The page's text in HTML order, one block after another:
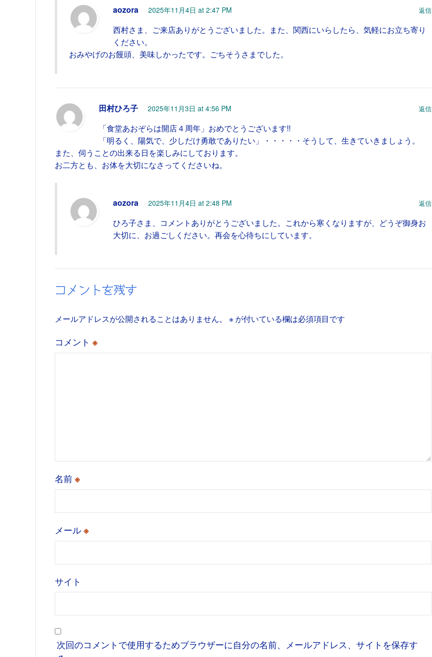
aozora 2025年11月4日 at 2:47 PM 返信
西村さま、ご来店ありがとうございました。また、関西にいらしたら、気軽にお立ち寄り
ください。
おみやげのお饅頭、美味しかったです。ごちそうさまでした。
田村ひろ子 2025年11月3日 at 4:56 PM 返信
「食堂あおぞらは開店４周年」おめでとうございます!!
「明るく、陽気で、少しだけ勇敢でありたい」・・・・・そうして、生きていきましょう。
また、伺うことの出来る日を楽しみにしております。
お二方とも、お体を大切になさってくださいね。
aozora 2025年11月4日 at 2:48 PM 返信
ひろ子さま、コメントありがとうございました。これから寒くなりますが、どうぞ御身お
大切に、お過ごしください。再会を心待ちにしています。
コメントを残す
メールアドレスが公開されることはありません。 ※ が付いている欄は必須項目です
コメント ※
名前※
メール※
サイト
次回のコメントで使用するためブラウザーに自分の名前、メールアドレス、サイトを保存す